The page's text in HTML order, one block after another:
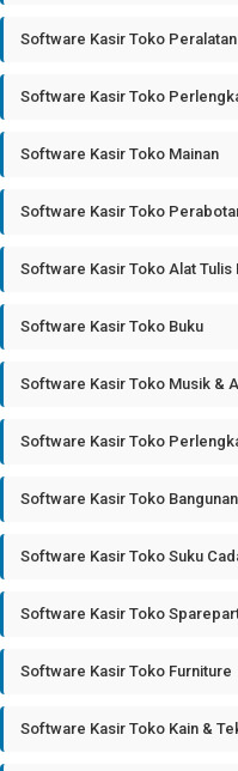
Software Kasir Toko
Software Kasir Toko
Software Kasir Toko Mainan
Software Kasir Toko
Software Kasir Toko Alat Tulis
Software Kasir Toko Buku
Software Kasir Toko Musik &
Software Kasir Toko
Software Kasir Toko
Software Kasir Toko Suku
Software Kasir Toko
Software Kasir Toko Furniture
Software Kasir Toko Kain &